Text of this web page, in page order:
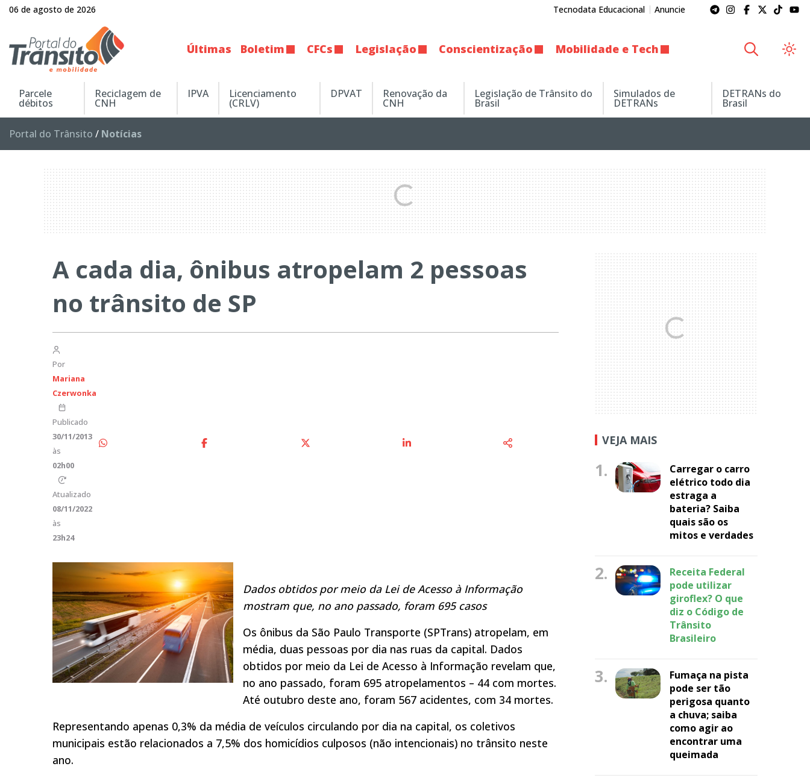
06 de agosto de 2026 Tecnodata Educacional Anuncie
Últimas Boletim CFCs Legislação Conscientização Mobilidade e Tech
Parcele
débitos
Reciclagem de
CNH
IPVA Licenciamento
(CRLV)
DPVAT Renovação da
CNH
Legislação de Trânsito do
Brasil
Simulados de
DETRANs
DETRANs do
Brasil
Portal do Trânsito / Notícias
A cada dia, ônibus atropelam 2 pessoas
no trânsito de SP
Por
Mariana
Czerwonka
Publicado
30/11/2013
às
02h00
Atualizado
08/11/2022
às
23h24
Dados obtidos por meio da Lei de Acesso à Informação
mostram que, no ano passado, foram 695 casos
Os ônibus da São Paulo Transporte (SPTrans) atropelam, em
média, duas pessoas por dia nas ruas da capital. Dados
obtidos por meio da Lei de Acesso à Informação revelam que,
no ano passado, foram 695 atropelamentos – 44 com mortes.
Até outubro deste ano, foram 567 acidentes, com 34 mortes.
Representando apenas 0,3% da média de veículos circulando por dia na capital, os coletivos
municipais estão relacionados a 7,5% dos homicídios culposos (não intencionais) no trânsito neste
ano.
VEJA MAIS
1.
Carregar o carro
elétrico todo dia
estraga a
bateria? Saiba
quais são os
mitos e verdades
2.
Receita Federal
pode utilizar
giroflex? O que
diz o Código de
Trânsito
Brasileiro
3.
Fumaça na pista
pode ser tão
perigosa quanto
a chuva; saiba
como agir ao
encontrar uma
queimada